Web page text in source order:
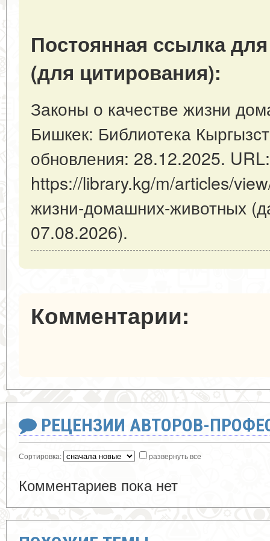
Постоянная ссылка
(для цитирования):
Законы о качестве жизни
Бишкек: Библиотека
обновления: 28.12.2025. URL:
https://library.kg/m/articles/
жизни-домашних-животных
07.08.2026).
Комментарии:
РЕЦЕНЗИИ АВТОРОВ-
Сортировка: развернуть все
Комментариев пока нет